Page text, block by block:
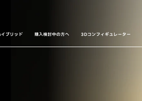
ブリッド 購入検討中の方へ 3Dコンフィギュレーター